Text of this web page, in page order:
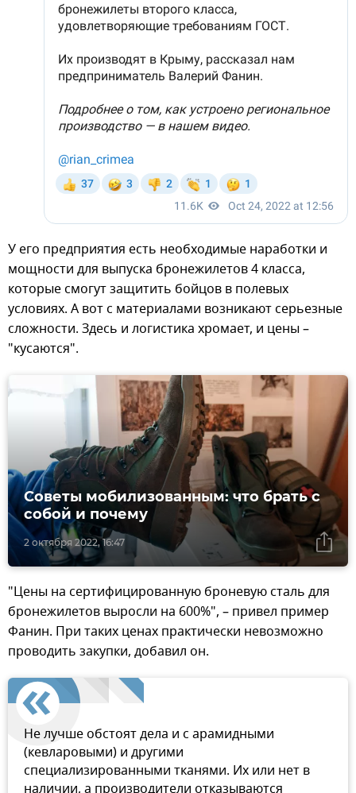
У его предприятия есть необходимые наработки и
мощности для выпуска бронежилетов 4 класса,
которые смогут защитить бойцов в полевых
условиях. А вот с материалами возникают серьезные
сложности. Здесь и логистика хромает, и цены –
"кусаются".
2 октября 2022, 16:47
Советы мобилизованным: что брать с
собой и почему
"Цены на сертифицированную броневую сталь для
бронежилетов выросли на 600%", – привел пример
Фанин. При таких ценах практически невозможно
проводить закупки, добавил он.
Не лучше обстоят дела и с арамидными
(кевларовыми) и другими
специализированными тканями. Их или нет в
наличии, а производители отказываются